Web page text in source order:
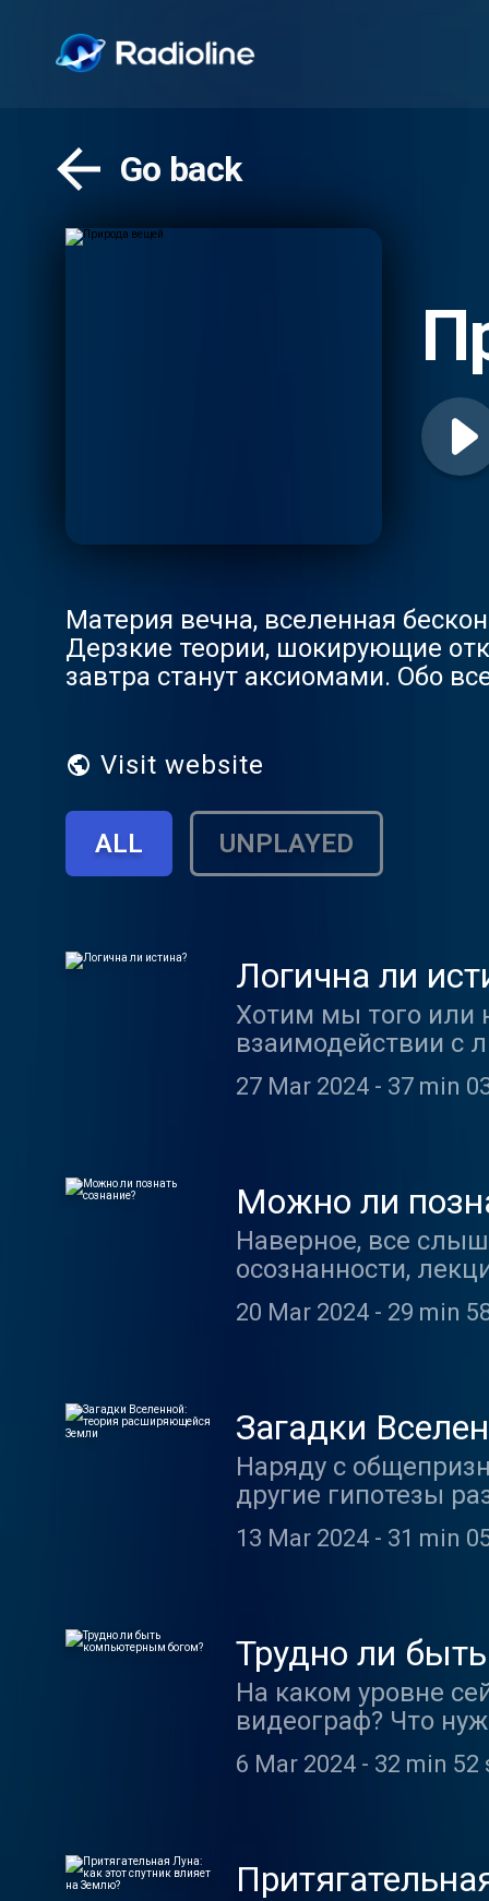
Go back
Материя вечна, вселенная
Дерзкие теории, шокирующие
завтра станут аксиомами. Обо
Visit website
ALL UNPLAYED
Логична ли
Хотим мы того или
взаимодействии с
логическое
прогнозировать
украинским
лектором, автором
европейской
человеком
27 Mar 2024 - 37 min
Можно ли
Наверное, все
осознанности,
собственного
до сих пор точно
этом сегодня в
Константином
20 Mar 2024 - 29 min
Загадки
Наряду с
другие гипотезы
Земли". Гость
специалист по
13 Mar 2024 - 31 min
Трудно ли
На каком уровне
видеограф? Что
сложнее -
этапе возникают
футуристическую
6 Mar 2024 - 32 min 52